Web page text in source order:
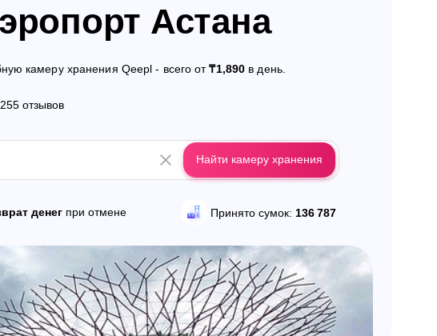
Астана
камеру хранения Qeepl - всего от₸1,890 в день.
отзывов
Найти камеру хранения
денег при отмене Принято сумок: 136 787